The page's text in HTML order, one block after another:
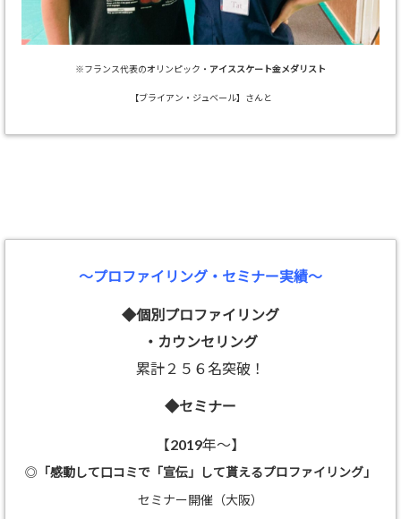
※フランス代表のオリンピック・ アイススケート金メダリスト
【ブライアン・ジュベール】さんと
～プロファイリング・セミナー実績～
◆個別プロファイリング
・カウンセリング
累計２５６名突破！
◆セミナー
【2019年～】
◎ 「感動して口コミで「宣伝」して貰えるプロファイリング」
セミナー開催（大阪）